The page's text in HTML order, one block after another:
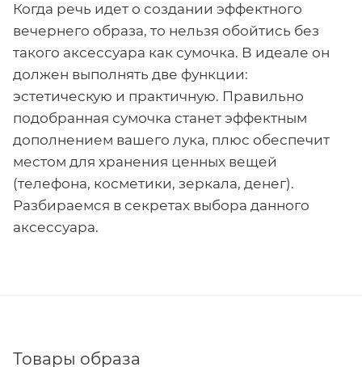
Когда речь идет о создании эффектного
вечернего образа, то нельзя обойтись без
такого аксессуара как сумочка. В идеале он
должен выполнять две функции:
эстетическую и практичную. Правильно
подобранная сумочка станет эффектным
дополнением вашего лука, плюс обеспечит
местом для хранения ценных вещей
(телефона, косметики, зеркала, денег).
Разбираемся в секретах выбора данного
аксессуара.
Товары образа